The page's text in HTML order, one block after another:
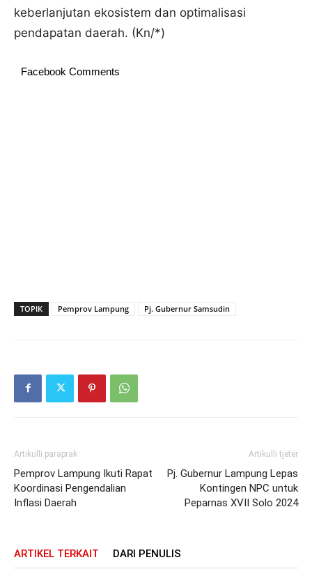
keberlanjutan ekosistem dan optimalisasi
pendapatan daerah. (Kn/*)
Facebook Comments
TOPIK Pemprov Lampung Pj. Gubernur Samsudin
Artikulli paraprak
Pemprov Lampung Ikuti Rapat
Koordinasi Pengendalian
Inflasi Daerah
Artikulli tjetër
Pj. Gubernur Lampung Lepas
Kontingen NPC untuk
Peparnas XVII Solo 2024
ARTIKEL TERKAIT DARI PENULIS